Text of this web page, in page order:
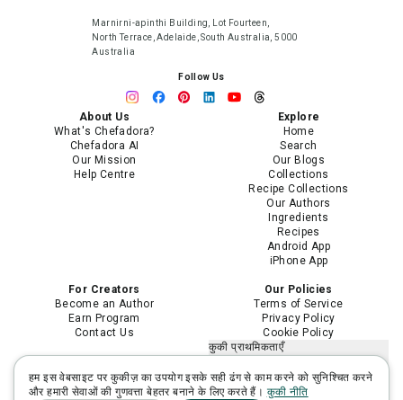
Marnirni-apinthi Building, Lot Fourteen,
North Terrace, Adelaide, South Australia, 5000
Australia
Follow Us
About Us
What's Chefadora?
Chefadora AI
Our Mission
Help Centre
Explore
Home
Search
Our Blogs
Collections
Recipe Collections
Our Authors
Ingredients
Recipes
Android App
iPhone App
For Creators
Become an Author
Earn Program
Contact Us
Our Policies
Terms of Service
Privacy Policy
Cookie Policy
कुकी प्राथमिकताएँ
मेरी संवेदनशील निजी जानकारी का उपयोग
सीमित करें
हम इस वेबसाइट पर कुकीज़ का उपयोग इसके सही ढंग से काम करने को सुनिश्चित करने
और हमारी सेवाओं की गुणवत्ता बेहतर बनाने के लिए करते हैं। कुकी नीति